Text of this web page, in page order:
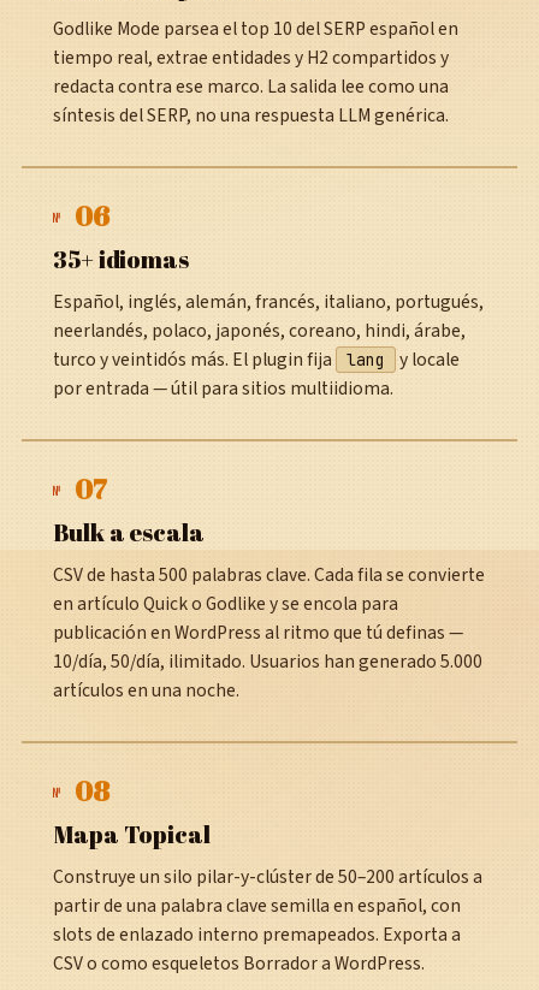
Godlike Mode parsea el top 10 del SERP español en
tiempo real, extrae entidades y H2 compartidos y
redacta contra ese marco. La salida lee como una
síntesis del SERP, no una respuesta LLM genérica.
№ 06
35+ idiomas
Español, inglés, alemán, francés, italiano, portugués,
neerlandés, polaco, japonés, coreano, hindi, árabe,
turco y veintidós más. El plugin fija
lang
y locale
por entrada — útil para sitios multiidioma.
№ 07
Bulk a escala
CSV de hasta 500 palabras clave. Cada fila se convierte
en artículo Quick o Godlike y se encola para
publicación en WordPress al ritmo que tú definas —
10/día, 50/día, ilimitado. Usuarios han generado 5.000
artículos en una noche.
№ 08
Mapa Topical
Construye un silo pilar-y-clúster de 50–200 artículos a
partir de una palabra clave semilla en español, con
slots de enlazado interno premapeados. Exporta a
CSV o como esqueletos Borrador a WordPress.